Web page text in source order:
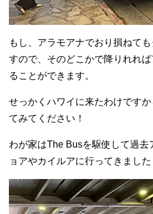
もし、アラモアナでおり損ねて
すので、そのどこかで降りれれ
ることができます。
せっかくハワイに来たわけです
てみてください！
わが家はThe Busを駆使して過去
ョアやカイルアに行ってきました